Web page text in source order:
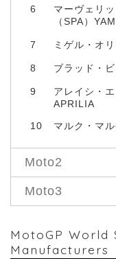
6
マーヴェリ
（SPA）
7 ミゲル・オ
8 ブラッド・
9
アレイシ・
APRILIA
10 マルク・マ
Moto2
Moto3
MotoGP World
Manufacturers